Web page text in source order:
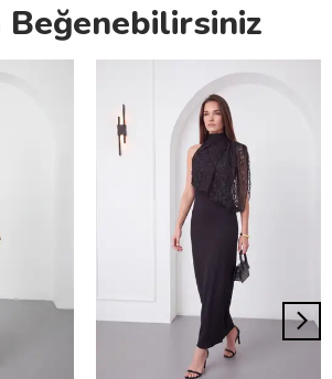
Beğenebilirsiniz